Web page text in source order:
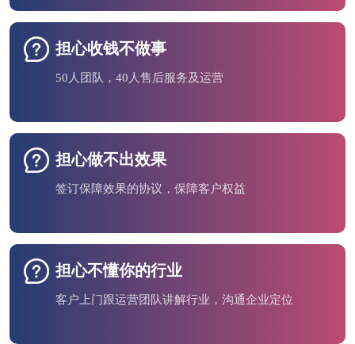
担心收钱不做事
50人团队，40人售后服务及运营
担心做不出效果
签订保障效果的协议，保障客户权益
担心不懂你的行业
客户上门跟运营团队讲解行业，沟通企业定位